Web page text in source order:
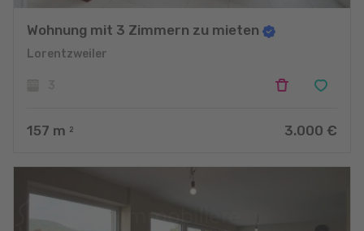
Wohnung mit 3 Zimmern zu mieten
Lorentzweiler
157 m 2 3.000 €